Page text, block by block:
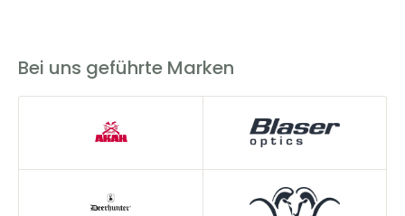
Bei uns geführte Marken